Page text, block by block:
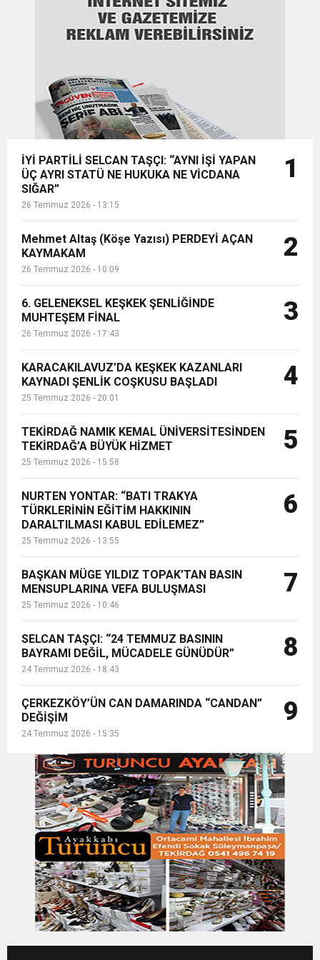
BAYRAMI DEĞİL, MÜCADELE GÜNÜDÜR”
ÇERKEZKÖY’ÜN CAN DAMARINDA “CANDAN”
YENİ BAŞKAN ATANDI
17:43 6. GELENEKSEL KEŞKEK ŞENLİĞİNDE
geçen Aydoğdu Mahallesi
buluşmasında ...
İYİ PARTİLİ SELCAN TAŞÇI: “AYNI İŞİ YAPAN
ÜÇ AYRI STATÜ NE HUKUKA NE VİCDANA
SIĞAR”
26 Temmuz 2026 - 13:15
1
Mehmet Altaş (Köşe Yazısı) PERDEYİ AÇAN
KAYMAKAM
26 Temmuz 2026 - 10:09
2
6. GELENEKSEL KEŞKEK ŞENLİĞİNDE
MUHTEŞEM FİNAL
26 Temmuz 2026 - 17:43
3
KARACAKILAVUZ’DA KEŞKEK KAZANLARI
KAYNADI ŞENLİK COŞKUSU BAŞLADI
25 Temmuz 2026 - 20:01
4
TEKİRDAĞ NAMIK KEMAL ÜNİVERSİTESİNDEN
TEKİRDAĞ’A BÜYÜK HİZMET
25 Temmuz 2026 - 15:58
5
NURTEN YONTAR: “BATI TRAKYA
TÜRKLERİNİN EĞİTİM HAKKININ
DARALTILMASI KABUL EDİLEMEZ”
25 Temmuz 2026 - 13:55
6
BAŞKAN MÜGE YILDIZ TOPAK’TAN BASIN
MENSUPLARINA VEFA BULUŞMASI
25 Temmuz 2026 - 10:46
7
SELCAN TAŞÇI: “24 TEMMUZ BASININ
BAYRAMI DEĞİL, MÜCADELE GÜNÜDÜR”
24 Temmuz 2026 - 18:43
8
ÇERKEZKÖY’ÜN CAN DAMARINDA “CANDAN”
DEĞİŞİM
24 Temmuz 2026 - 15:35
9